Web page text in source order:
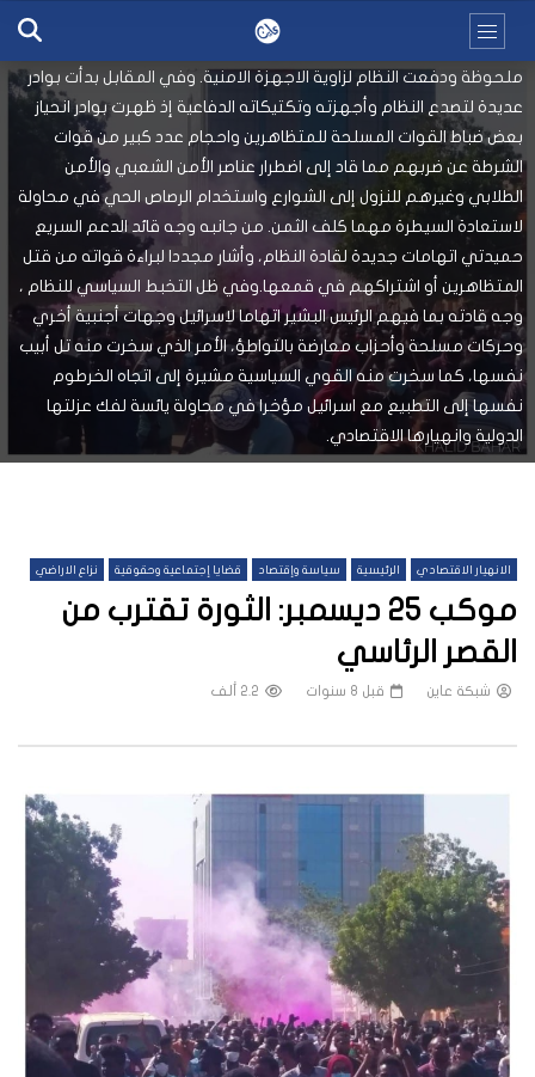
تكتيكات الثوار في احياء العاصمة ووسطها وكذلك في الولايات بصورة
أربكت الاجهزة الامنية وخلقت فارقا كبيرا نقل المبادرة لخانة الثورة بصورة
ملحوظة ودفعت النظام لزاوية الاجهزة الامنية. وفي المقابل بدأت بوادر
عديدة لتصدع النظام وأجهزته وتكتيكاته الدفاعية إذ ظهرت بوادر انحياز
بعض ضباط القوات المسلحة للمتظاهرين واحجام عدد كبير من قوات
الشرطة عن ضربهم مما قاد إلى اضطرار عناصر الأمن الشعبي والأمن
الطلابي وغيرهم للنزول إلى الشوارع واستخدام الرصاص الحي في محاولة
لاستعادة السيطرة مهما كلف الثمن. من جانبه وجه قائد الدعم السريع
حميدتي اتهامات جديدة لقادة النظام، وأشار مجددا لبراءة قواته من قتل
المتظاهرين أو اشتراكهم في قمعها.وفي ظل التخبط السياسي للنظام ،
وجه قادته بما فيهم الرئيس البشير اتهاما لاسرائيل وجهات أجنبية أخري
وحركات مسلحة وأحزاب معارضة بالتواطؤ، الأمر الذي سخرت منه تل أبيب
نفسها، كما سخرت منه القوي السياسية مشيرة إلى اتجاه الخرطوم
نفسها إلى التطبيع مع اسرائيل مؤخرا في محاولة يائسة لفك عزلتها
الدولية وانهيارها الاقتصادي.
الانهيار الاقتصادي الرئيسية سياسة وإقتصاد قضايا إجتماعية وحقوقية نزاع الاراضي
موكب ٢٥ ديسمبر: الثورة تقترب من
القصر الرئاسي
شبكة عاين قبل 8 سنوات 2.2 ألف